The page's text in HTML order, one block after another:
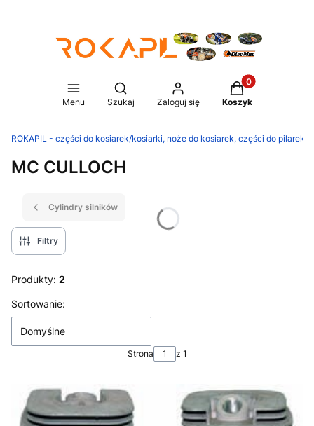
Menu
Otwórz wyszukiwarkę
Szukaj Zaloguj się
Produkty w
Koszyk
ROKAPIL - części do kosiarek/kosiarki, noże do kosiarek, części do pilarek/
MC CULLOCH
Cylindry silników
Filtry
Produkty: 2
Lista produktów
Sortowanie:
Domyślne
Strona z 1